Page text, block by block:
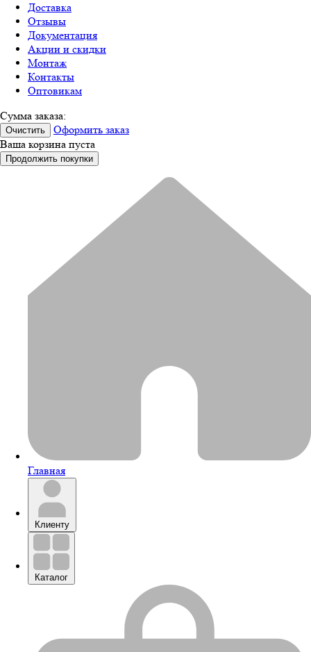
Доставка
Отзывы
Документация
Акции и скидки
Монтаж
Контакты
Оптовикам
Сумма заказа:
Очистить
Оформить заказ
Ваша корзина пуста
Продолжить покупки
Главная
Клиенту
Каталог